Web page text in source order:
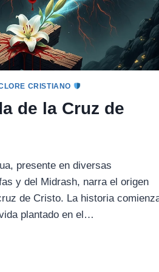
CRISTIANO
de la Cruz de
presente en diversas
y del Midrash, narra el origen
de Cristo. La historia
plantado en el…